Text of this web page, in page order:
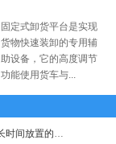
固定式卸货平台是实现
货物快速装卸的专用辅
助设备，它的高度调节
功能使用货车与...
液压升降货梯长时间放置的保养方法